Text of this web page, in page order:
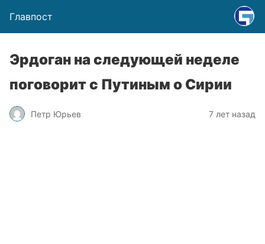
Главпост
Эрдоган на следующей неделе
поговорит с Путиным о Сирии
Петр Юрьев 7 лет назад